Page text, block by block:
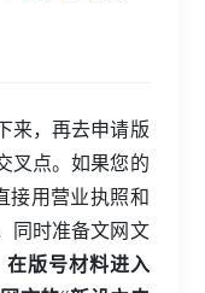
来，再去申请版
叉点。如果您的
接用营业执照和
同时准备文网文
在版号材料进入